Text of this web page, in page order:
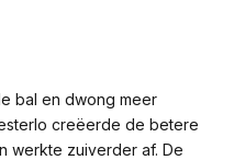
bal en dwong meer
creëerde de betere
werkte zuiverder af. De